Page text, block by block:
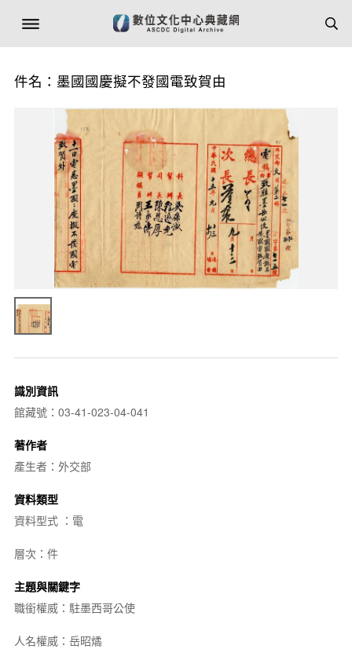
件名：墨國國慶擬不發國電致賀由
識別資訊
館藏號：03-41-023-04-041
著作者
產生者：外交部
資料類型
資料型式 ：電
層次：件
主題與關鍵字
職銜權威：駐墨西哥公使
人名權威：岳昭燏